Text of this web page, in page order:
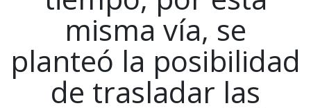
misma vía, se
planteó la posibilidad
de trasladar las